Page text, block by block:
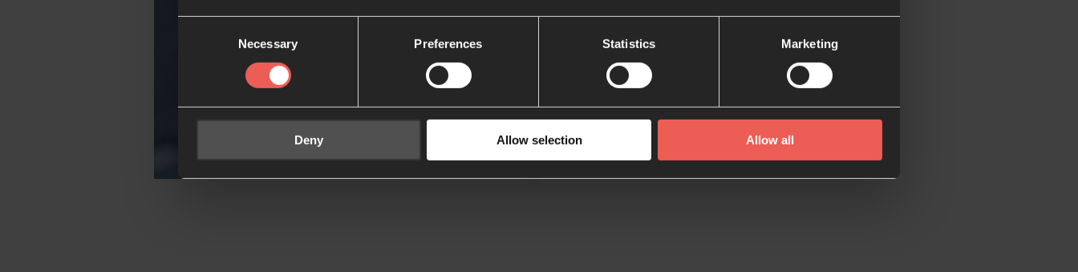
Necessary Preferences Statistics Marketing
Deny Allow selection Allow all
comunidades bíblicas y sobre cómo se apoyan en
Dios y en los demás en tiempos de desierto.
Descarga la app